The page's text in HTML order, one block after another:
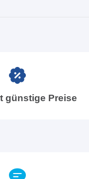
günstige Preise